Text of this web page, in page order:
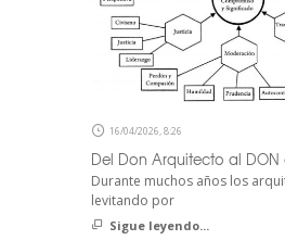
16/04/2026, 8:26
Del Don Arquitecto al
Durante muchos años los
levitando por
Sigue leyendo...